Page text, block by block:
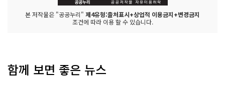
본 저작물은 "공공누리" 제4유형:출처표시+상업적 이용금지+변경금지
조건에 따라 이용 할 수 있습니다.
함께 보면 좋은 뉴스